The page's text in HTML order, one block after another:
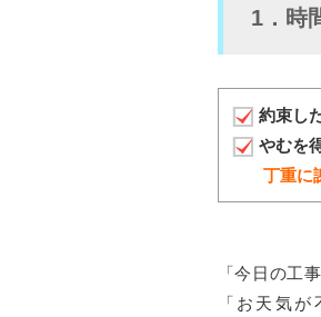
1．時
約束し
やむを
丁重に
「今日の工
「お天気